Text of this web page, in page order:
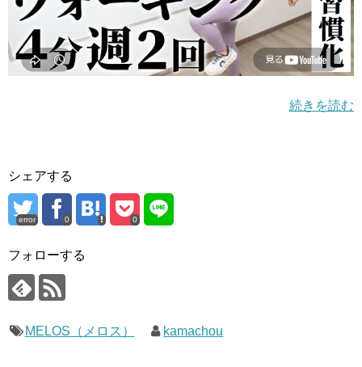
続きを読む
シェアする
error 0 0
フォローする
MELOS（メロス） kamachou